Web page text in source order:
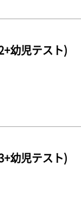
幼児テスト)
幼児テスト)